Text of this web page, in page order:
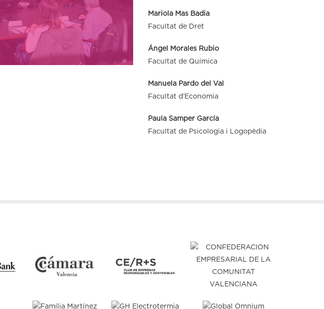
Mariola Mas Badia
Facultat de Dret
Ángel Morales Rubio
Facultat de Química
Manuela Pardo del Val
Facultat d’Economia
Paula Samper García
Facultat de Psicologia i Logopèdia